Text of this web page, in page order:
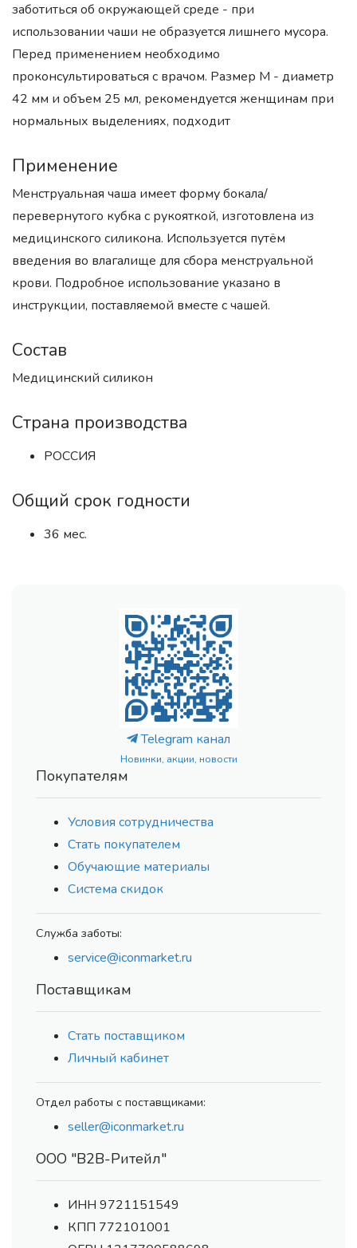
заботиться об окружающей среде - при
использовании чаши не образуется лишнего мусора.
Перед применением необходимо
проконсультироваться с врачом. Размер M - диаметр
42 мм и объем 25 мл, рекомендуется женщинам при
нормальных выделениях, подходит
Применение
Менструальная чаша имеет форму бокала/
перевернутого кубка с рукояткой, изготовлена из
медицинского силикона. Используется путём
введения во влагалище для сбора менструальной
крови. Подробное использование указано в
инструкции, поставляемой вместе с чашей.
Состав
Медицинский силикон
Страна производства
РОССИЯ
Общий срок годности
36 мес.
Telegram канал
Новинки, акции, новости
Покупателям
Условия сотрудничества
Стать покупателем
Обучающие материалы
Система скидок
Служба заботы:
service@iconmarket.ru
Поставщикам
Стать поставщиком
Личный кабинет
Отдел работы с поставщиками:
seller@iconmarket.ru
ООО "В2В-Ритейл"
ИНН 9721151549
КПП 772101001